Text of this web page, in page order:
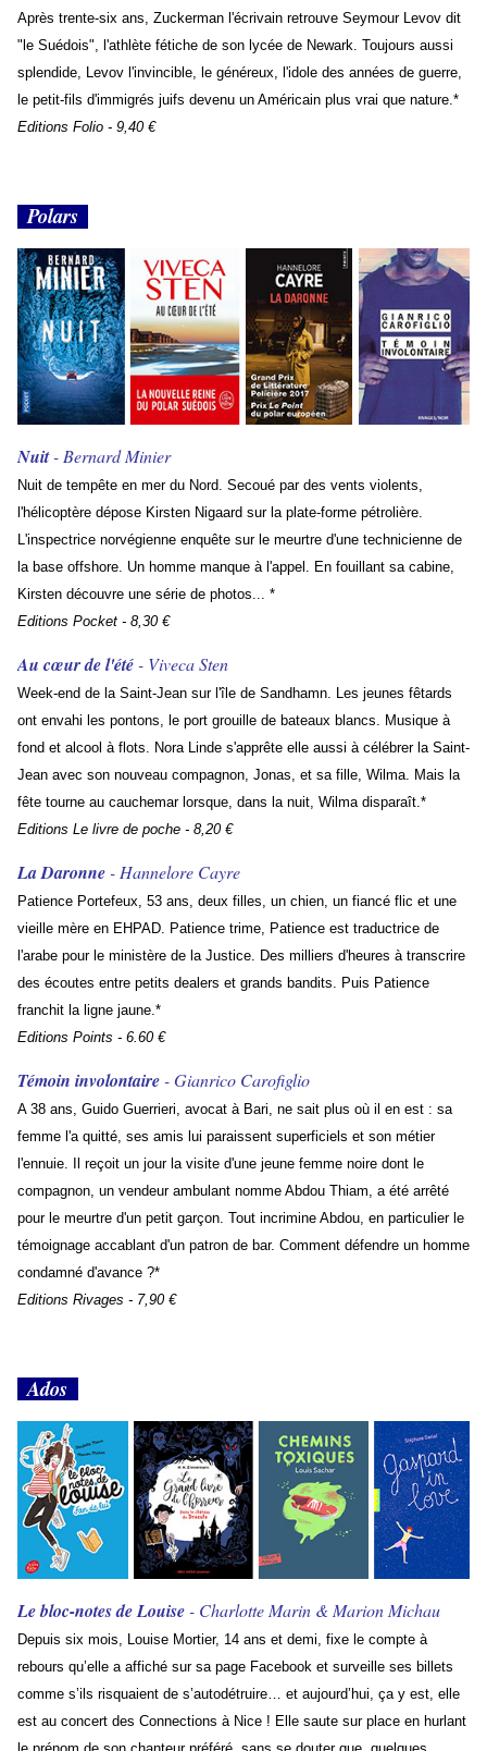
Après trente-six ans, Zuckerman l'écrivain retrouve Seymour Levov dit
"le Suédois", l'athlète fétiche de son lycée de Newark. Toujours aussi
splendide, Levov l'invincible, le généreux, l'idole des années de guerre,
le petit-fils d'immigrés juifs devenu un Américain plus vrai que nature.*
Editions Folio - 9,40 €
Polars
Nuit- Bernard Minier
Nuit de tempête en mer du Nord. Secoué par des vents violents,
l'hélicoptère dépose Kirsten Nigaard sur la plate-forme pétrolière.
L'inspectrice norvégienne enquête sur le meurtre d'une technicienne de
la base offshore. Un homme manque à l'appel. En fouillant sa cabine,
Kirsten découvre une série de photos... *
Editions Pocket - 8,30 €
Au cœur de l'été - Viveca Sten
Week-end de la Saint-Jean sur l'île de Sandhamn. Les jeunes fêtards
ont envahi les pontons, le port grouille de bateaux blancs. Musique à
fond et alcool à flots. Nora Linde s'apprête elle aussi à célébrer la Saint-
Jean avec son nouveau compagnon, Jonas, et sa fille, Wilma. Mais la
fête tourne au cauchemar lorsque, dans la nuit, Wilma disparaît.*
Editions Le livre de poche - 8,20 €
La Daronne - Hannelore Cayre
Patience Portefeux, 53 ans, deux filles, un chien, un fiancé flic et une
vieille mère en EHPAD. Patience trime, Patience est traductrice de
l'arabe pour le ministère de la Justice. Des milliers d'heures à transcrire
des écoutes entre petits dealers et grands bandits. Puis Patience
franchit la ligne jaune.*
Editions Points - 6.60 €
Témoin involontaire - Gianrico Carofiglio
A 38 ans, Guido Guerrieri, avocat à Bari, ne sait plus où il en est : sa
femme l'a quitté, ses amis lui paraissent superficiels et son métier
l'ennuie. Il reçoit un jour la visite d'une jeune femme noire dont le
compagnon, un vendeur ambulant nomme Abdou Thiam, a été arrêté
pour le meurtre d'un petit garçon. Tout incrimine Abdou, en particulier le
témoignage accablant d'un patron de bar. Comment défendre un homme
condamné d'avance ?*
Editions Rivages - 7,90 €
Ados
Le bloc-notes de Louise - Charlotte Marin & Marion Michau
Depuis six mois, Louise Mortier, 14 ans et demi, fixe le compte à
rebours qu’elle a affiché sur sa page Facebook et surveille ses billets
comme s’ils risquaient de s’autodétruire… et aujourd’hui, ça y est, elle
est au concert des Connections à Nice ! Elle saute sur place en hurlant